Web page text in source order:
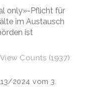
only»-Pflicht für
im Austausch
ist
View Counts (1937)
2024 vom 3.